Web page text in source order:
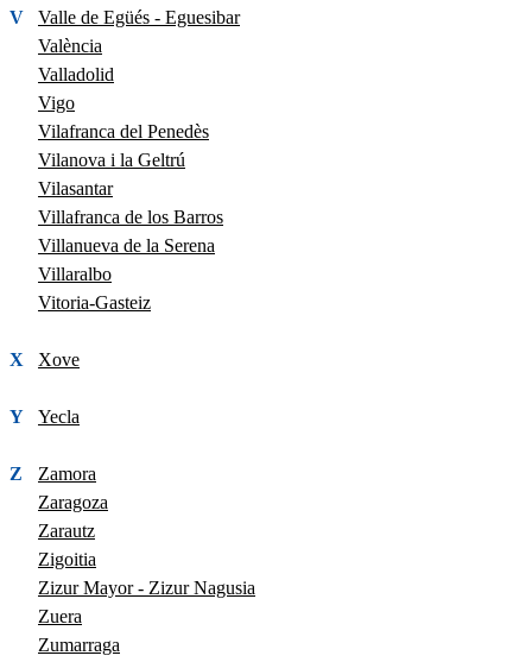
V
Valle de Egüés - Eguesibar
València
Valladolid
Vigo
Vilafranca del Penedès
Vilanova i la Geltrú
Vilasantar
Villafranca de los Barros
Villanueva de la Serena
Villaralbo
Vitoria-Gasteiz
X Xove
Y Yecla
Z
Zamora
Zaragoza
Zarautz
Zigoitia
Zizur Mayor - Zizur Nagusia
Zuera
Zumarraga